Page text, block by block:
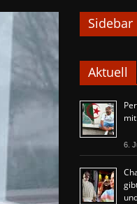
Sidebar
Aktuell
6.